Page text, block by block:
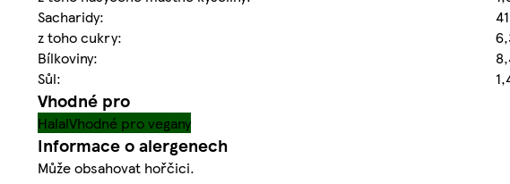
Sacharidy:
z toho cukry:
Bílkoviny:
Sůl:
Vhodné pro
HalalVhodné pro vegany
Informace o alergenech
Může obsahovat hořčici.